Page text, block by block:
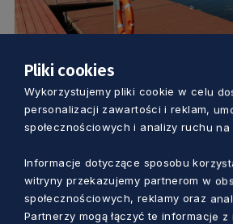
TURYSTYKA I SPORT
Pomysł na aktywny
[ZDJĘCIA]
Pliki cookies
Wykorzystujemy pliki cookie w celu
personalizacji zawartości i reklam,
społecznościowych i analizy ruchu na
Informacje dotyczące sposobu
witryny przekazujemy partnerom w
społecznościowych, reklamy oraz
Partnerzy mogą łączyć te informacje z